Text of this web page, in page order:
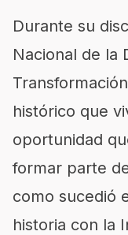
Durante su
Nacional de la
histórico que
oportunidad
formar parte
como sucedió
historia con la